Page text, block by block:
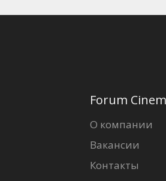
Forum
О компании
Вакансии
Контакты